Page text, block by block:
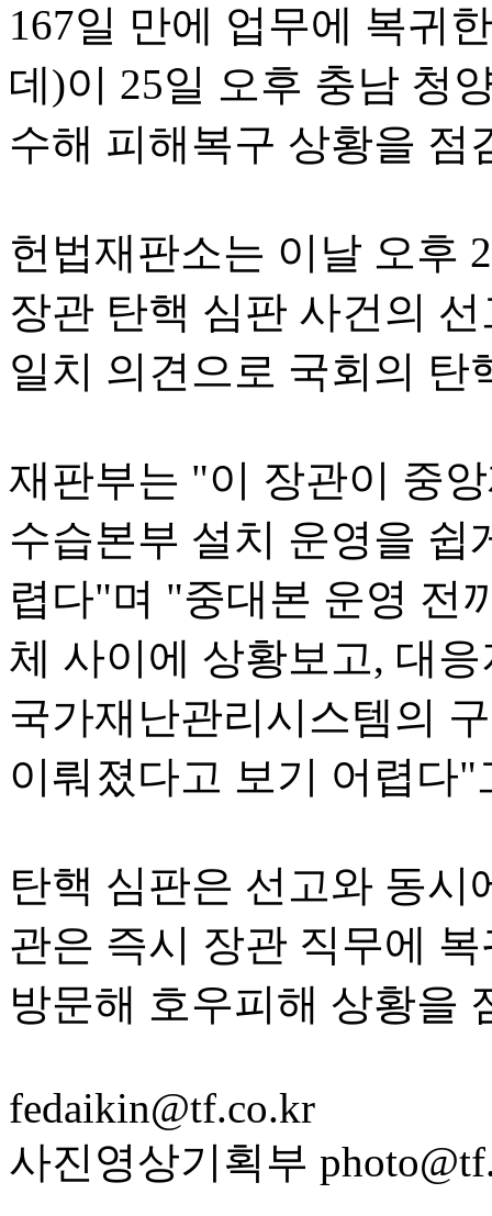
167일 만에 업무에 복귀
데)이 25일 오후 충남 청
수해 피해복구 상황을 점
헌법재판소는 이날 오후
장관 탄핵 심판 사건의
일치 의견으로 국회의 탄
재판부는 "이 장관이 중
수습본부 설치 운영을 쉽
렵다"며 "중대본 운영 전
체 사이에 상황보고, 대
국가재난관리시스템의
이뤄졌다고 보기 어렵다"
탄핵 심판은 선고와 동시
관은 즉시 장관 직무에
방문해 호우피해 상황을
fedaikin@tf.co.kr
사진영상기획부